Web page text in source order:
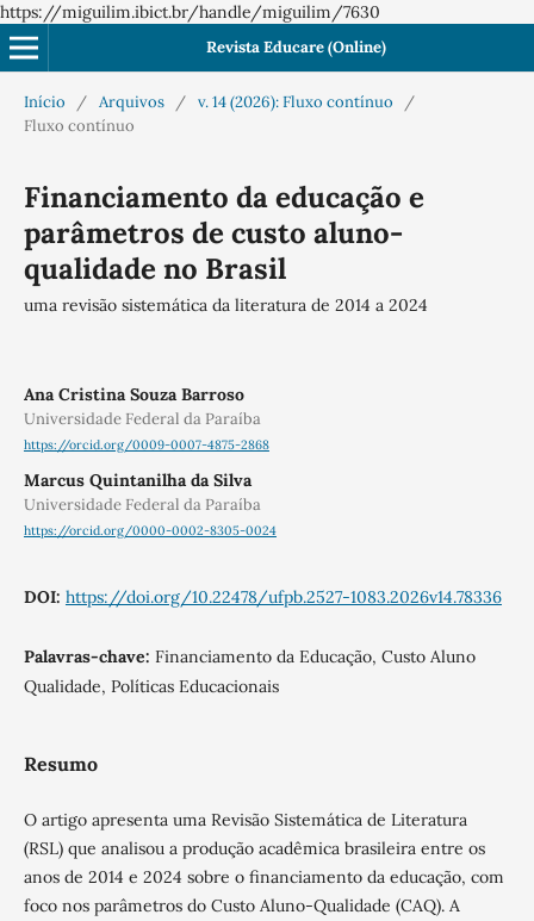
https://miguilim.ibict.br/handle/miguilim/7630
Revista Educare (Online)
Início / Arquivos / v. 14 (2026): Fluxo contínuo
/
Fluxo contínuo
Financiamento da educação e
parâmetros de custo aluno-
qualidade no Brasil
uma revisão sistemática da literatura de 2014 a 2024
Ana Cristina Souza Barroso
Universidade Federal da Paraíba
https://orcid.org/0009-0007-4875-2868
Marcus Quintanilha da Silva
Universidade Federal da Paraíba
https://orcid.org/0000-0002-8305-0024
DOI: https://doi.org/10.22478/ufpb.2527-1083.2026v14.78336
Palavras-chave: Financiamento da Educação, Custo Aluno
Qualidade, Políticas Educacionais
Resumo
O artigo apresenta uma Revisão Sistemática de Literatura
(RSL) que analisou a produção acadêmica brasileira entre os
anos de 2014 e 2024 sobre o financiamento da educação, com
foco nos parâmetros do Custo Aluno-Qualidade (CAQ). A